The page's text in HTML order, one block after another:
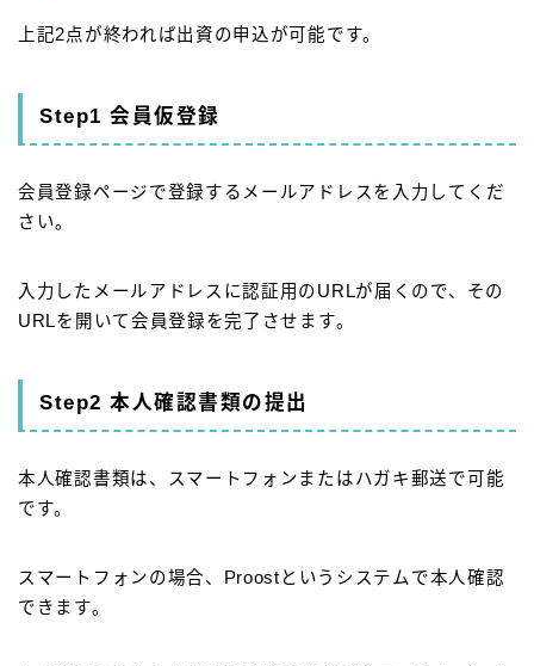
上記2点が終われば出資の申込が可能です。
Step1 会員仮登録
会員登録ページで登録するメールアドレスを入力してくだ
さい。
入力したメールアドレスに認証用のURLが届くので、その
URLを開いて会員登録を完了させます。
Step2 本人確認書類の提出
本人確認書類は、スマートフォンまたはハガキ郵送で可能
です。
スマートフォンの場合、Proostというシステムで本人確認
できます。